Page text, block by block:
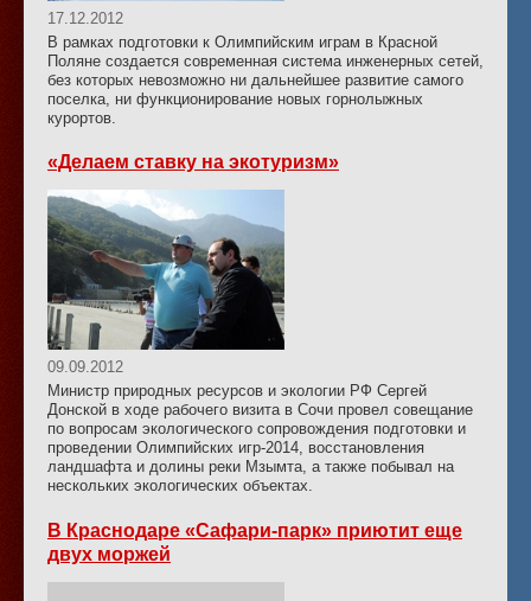
17.12.2012
В рамках подготовки к Олимпийским играм в Красной
Поляне создается современная система инженерных сетей,
без которых невозможно ни дальнейшее развитие самого
поселка, ни функционирование новых горнолыжных
курортов.
«Делаем ставку на экотуризм»
09.09.2012
Министр природных ресурсов и экологии РФ Сергей
Донской в ходе рабочего визита в Сочи провел совещание
по вопросам экологического сопровождения подготовки и
проведении Олимпийских игр-2014, восстановления
ландшафта и долины реки Мзымта, а также побывал на
нескольких экологических объектах.
В Краснодаре «Сафари-парк» приютит еще
двух моржей